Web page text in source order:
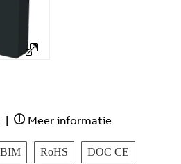
| Meer informatie
BIM RoHS DOC CE